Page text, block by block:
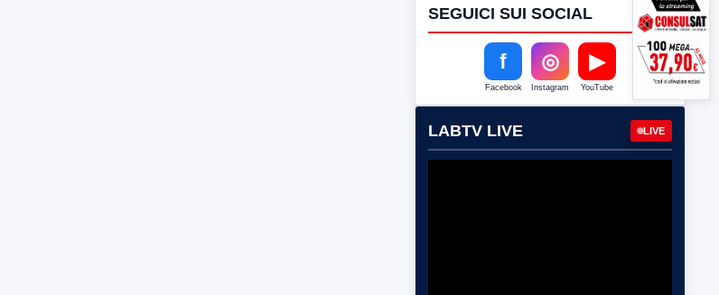
SEGUICI SUI SOCIAL
f
Facebook
◎
Instagram
▶
YouTube
LABTV LIVE LIVE